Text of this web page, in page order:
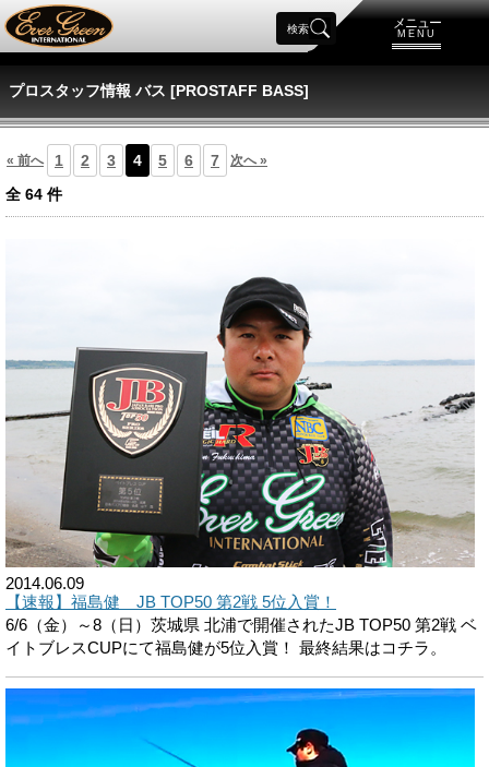
メニュー
MENU
検索
プロスタッフ情報 バス [PROSTAFF BASS]
« 前へ 1 2 3 4 5 6 7 次へ »
全 64 件
2014.06.09
【速報】福島健 JB TOP50 第2戦 5位入賞！
6/6（金）～8（日）茨城県 北浦で開催されたJB TOP50 第2戦 ベ
イトブレスCUPにて福島健が5位入賞！ 最終結果はコチラ。